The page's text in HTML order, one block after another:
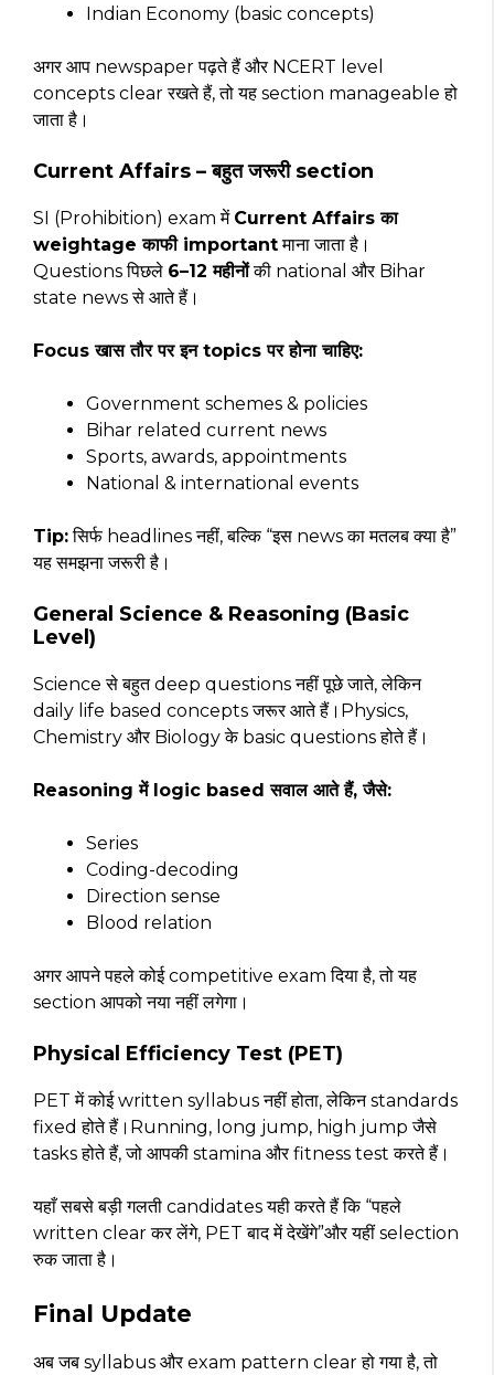
Indian Economy (basic concepts)
अगर आप newspaper पढ़ते हैं और NCERT level
concepts clear रखते हैं, तो यह section manageable हो
जाता है।
Current Affairs – बहुत जरूरी section
SI (Prohibition) exam में Current Affairs का
weightage काफी importantमाना जाता है।
Questions पिछले 6–12 महीनोंकी national और Bihar
state news से आते हैं।
Focus खास तौर पर इन topics पर होना चाहिए:
Government schemes & policies
Bihar related current news
Sports, awards, appointments
National & international events
Tip:सिर्फ headlines नहीं, बल्कि “इस news का मतलब क्या है”
यह समझना जरूरी है।
General Science & Reasoning (Basic
Level)
Science से बहुत deep questions नहीं पूछे जाते, लेकिन
daily life based concepts जरूर आते हैं।Physics,
Chemistry और Biology के basic questions होते हैं।
Reasoning में logic based सवाल आते हैं, जैसे:
Series
Coding-decoding
Direction sense
Blood relation
अगर आपने पहले कोई competitive exam दिया है, तो यह
section आपको नया नहीं लगेगा।
Physical Efficiency Test (PET)
PET में कोई written syllabus नहीं होता, लेकिन standards
fixed होते हैं।Running, long jump, high jump जैसे
tasks होते हैं, जो आपकी stamina और fitness test करते हैं।
यहाँ सबसे बड़ी गलती candidates यही करते हैं कि “पहले
written clear कर लेंगे, PET बाद में देखेंगे”और यहीं selection
रुक जाता है।
Final Update
अब जब syllabus और exam pattern clear हो गया है, तो